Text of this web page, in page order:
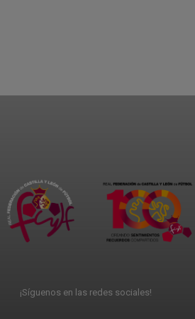
¡Síguenos en las redes sociales!